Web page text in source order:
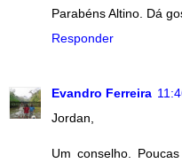
Parabéns Altino. Dá
Responder
Evandro Ferreira
Jordan,
Um conselho.